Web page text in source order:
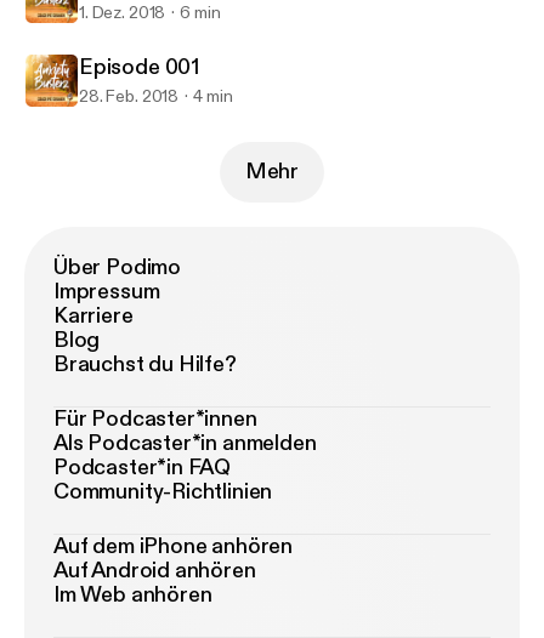
1. Dez. 2018 6 min
Episode 001
28. Feb. 2018 4 min
Mehr
Über Podimo
Impressum
Karriere
Blog
Brauchst du Hilfe?
Für Podcaster*innen
Als Podcaster*in anmelden
Podcaster*in FAQ
Community-Richtlinien
Auf dem iPhone anhören
Auf Android anhören
Im Web anhören